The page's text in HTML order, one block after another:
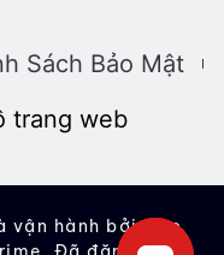
，您只能将该材料用
您的喜好自定义我
问本网站，您承认您
的法律和法规。 您有
Sách Bảo Mật
trang web
vận hành bởi Doo